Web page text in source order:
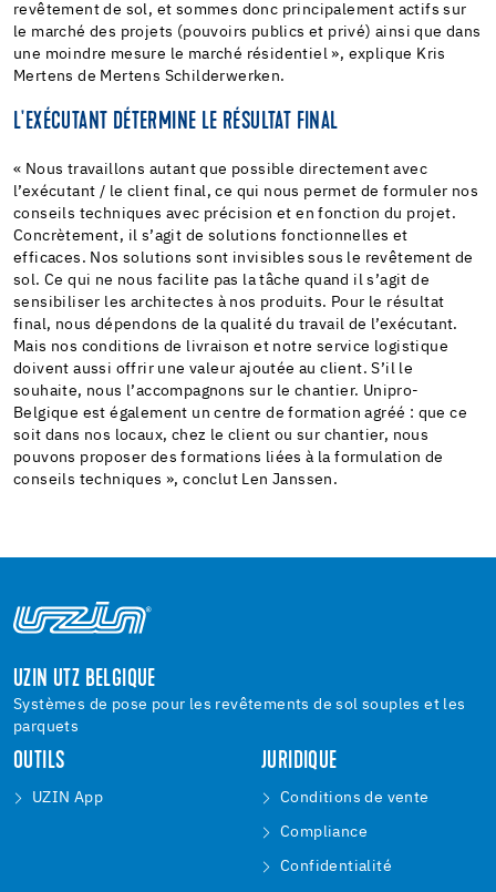
revêtement de sol, et sommes donc principalement actifs sur
le marché des projets (pouvoirs publics et privé) ainsi que dans
une moindre mesure le marché résidentiel », explique Kris
Mertens de Mertens Schilderwerken.
L'EXÉCUTANT DÉTERMINE LE RÉSULTAT FINAL
« Nous travaillons autant que possible directement avec
l’exécutant / le client final, ce qui nous permet de formuler nos
conseils techniques avec précision et en fonction du projet.
Concrètement, il s’agit de solutions fonctionnelles et
efficaces. Nos solutions sont invisibles sous le revêtement de
sol. Ce qui ne nous facilite pas la tâche quand il s’agit de
sensibiliser les architectes à nos produits. Pour le résultat
final, nous dépendons de la qualité du travail de l’exécutant.
Mais nos conditions de livraison et notre service logistique
doivent aussi offrir une valeur ajoutée au client. S’il le
souhaite, nous l’accompagnons sur le chantier. Unipro-
Belgique est également un centre de formation agréé : que ce
soit dans nos locaux, chez le client ou sur chantier, nous
pouvons proposer des formations liées à la formulation de
conseils techniques », conclut Len Janssen.
UZIN UTZ BELGIQUE
Systèmes de pose pour les revêtements de sol souples et les
parquets
OUTILS
UZIN App
JURIDIQUE
Conditions de vente
Compliance
Confidentialité